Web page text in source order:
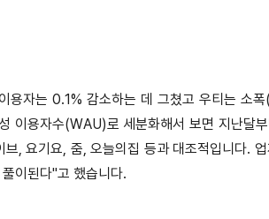
용자는 0.1% 감소하는 데 그쳤고 우티는 소
용자수(WAU)로 세분화해서 보면 지난달
, 요기요, 줌, 오늘의집 등과 대조적입니다.
이된다"고 했습니다.